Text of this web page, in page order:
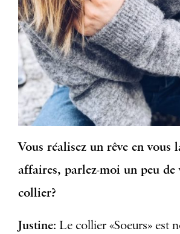
Vous réalisez un rêve en vous
affaires, parlez-moi un peu
collier?
Justine: Le collier «Soeurs» est